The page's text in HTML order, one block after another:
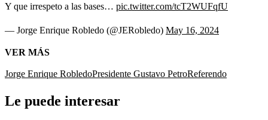
Y que irrespeto a las bases… pic.twitter.com/tcT2WUFqfU
— Jorge Enrique Robledo (@JERobledo) May 16, 2024
VER MÁS
Jorge Enrique RobledoPresidente Gustavo PetroReferendo
Le puede interesar